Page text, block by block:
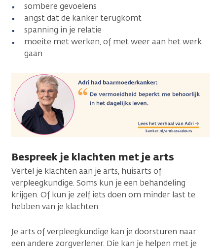
sombere gevoelens
angst dat de kanker terugkomt
spanning in je relatie
moeite met werken, of met weer aan het werk
gaan
Bespreek je klachten met je arts
Vertel je klachten aan je arts, huisarts of
verpleegkundige. Soms kun je een behandeling
krijgen. Of kun je zelf iets doen om minder last te
hebben van je klachten.
Je arts of verpleegkundige kan je doorsturen naar
een andere zorgverlener. Die kan je helpen met je